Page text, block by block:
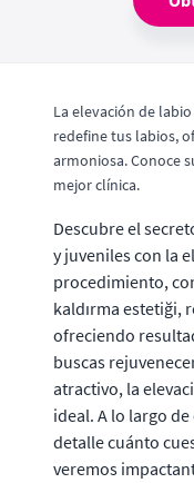
La elevación de
redefine tus labios,
armoniosa. Conoce
mejor clínica.
Descubre el
y juveniles con la
procedimiento,
kaldırma estetiği,
ofreciendo
buscas
atractivo, la
ideal. A lo largo
detalle cuánto
veremos